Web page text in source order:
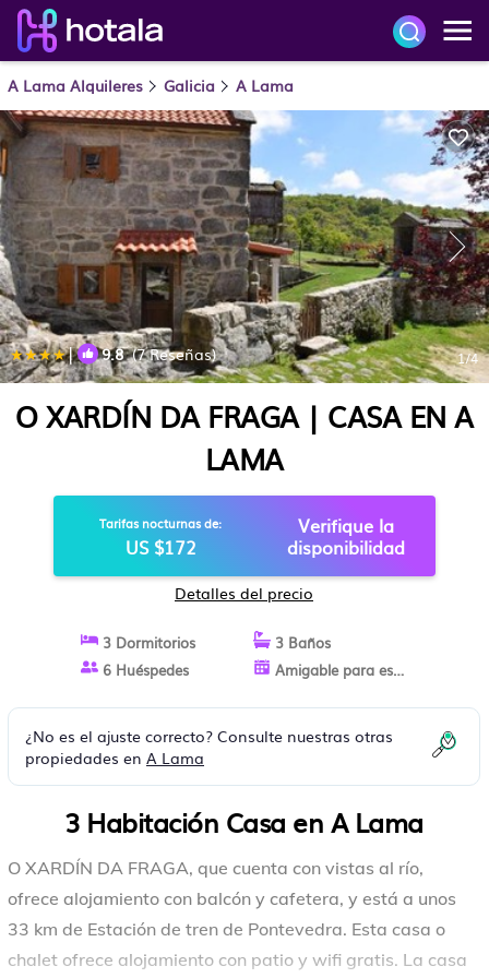
A Lama Alquileres Galicia A Lama
| 9.8(7 Reseñas) 1/4
O XARDÍN DA FRAGA | CASA EN A
LAMA
Tarifas nocturnas de:
US $172
Verifique la
disponibilidad
Detalles del precio
3 Dormitorios
3 Baños
6 Huéspedes
Amigable para estancias largas
¿No es el ajuste correcto? Consulte nuestras otras
propiedades en A Lama
3 Habitación Casa en A Lama
O XARDÍN DA FRAGA, que cuenta con vistas al río,
ofrece alojamiento con balcón y cafetera, y está a unos
33 km de Estación de tren de Pontevedra. Esta casa o
chalet ofrece alojamiento con patio y wifi gratis. La casa